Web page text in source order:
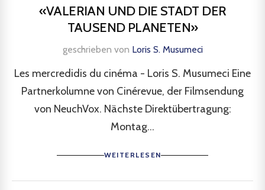
«VALERIAN UND DIE STADT DER
TAUSEND PLANETEN»
geschrieben von Loris S. Musumeci
Les mercredidis du cinéma - Loris S. Musumeci Eine
Partnerkolumne von Cinérevue, der Filmsendung
von NeuchVox. Nächste Direktübertragung:
Montag...
WEITERLESEN